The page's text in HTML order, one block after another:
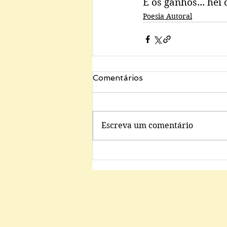
Poesia Autoral
Comentários
Escreva um comentário